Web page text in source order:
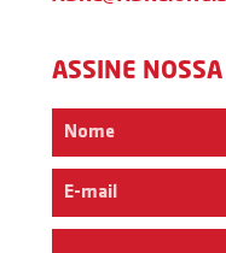
ASSINE